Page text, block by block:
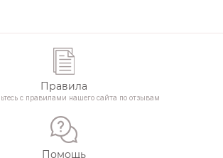
Правила
с правилами нашего сайта по отзывам
Помощь